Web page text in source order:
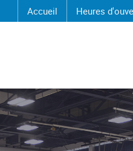
Accueil Heures